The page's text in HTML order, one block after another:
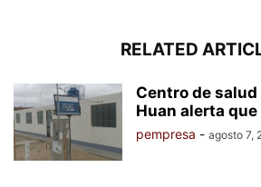
RELATED
Centro de salud
Huan alerta
pempresa - agosto 7,